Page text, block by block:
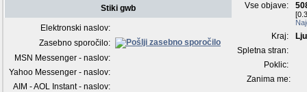
Vse objave:
Kraj:
Spletna stran:
Poklic:
Zanima me:
Stiki gwb
Elektronski naslov:
Zasebno sporočilo:
MSN Messenger - naslov:
Yahoo Messenger - naslov:
AIM - AOL Instant - naslov: